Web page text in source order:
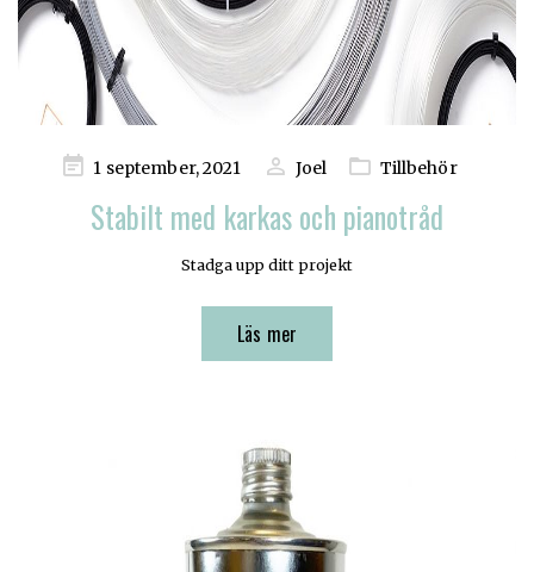
Publicerad
1 september, 2021 Joel Tillbehör
Stabilt med karkas och pianotråd
Stadga upp ditt projekt
Läs mer